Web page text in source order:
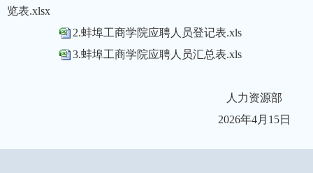
览表.xlsx
2.蚌埠工商学院应聘人员登记表.xls
3.蚌埠工商学院应聘人员汇总表.xls
人力资源部
2026年4月15日